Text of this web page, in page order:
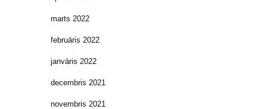
marts 2022
februāris 2022
janvāris 2022
decembris 2021
novembris 2021